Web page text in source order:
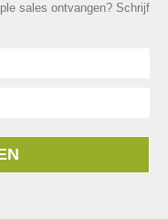
sales ontvangen? Schrijf